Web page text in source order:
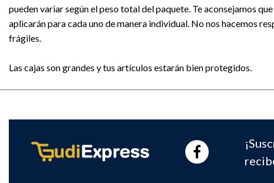
pueden variar según el peso total del paquete. Te aconsejamos
aplicarán para cada uno de manera individual. No nos hacemos
frágiles.
Las cajas son grandes y tus artículos estarán bien protegidos.